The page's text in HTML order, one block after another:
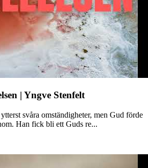
| Yngve Stenfelt
svåra omständigheter, men Gud förde
Han fick bli ett Guds re...